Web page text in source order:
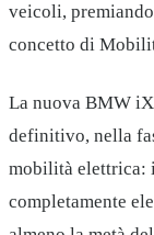
veicoli,
concetto di
La nuova BMW
definitivo, nella
mobilità elettrica:
completamente